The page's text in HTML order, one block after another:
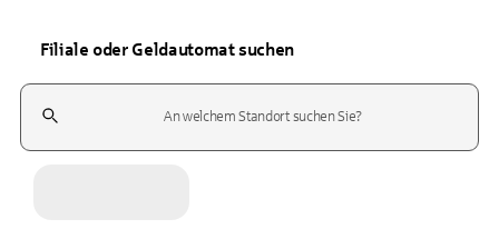
Filiale oder Geldautomat suchen
Suchfeld